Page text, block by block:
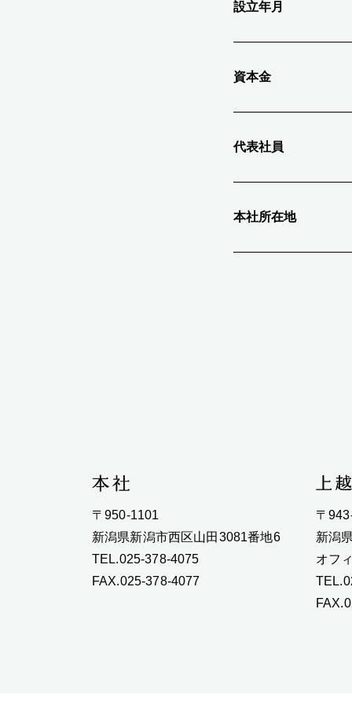
設立年月
資本金
代表社員
本社所在地
〒950-1101
新潟県新潟市西区山田3081番地6
TEL.025-378-4075
FAX.025-378-4077
〒
新潟
オフ